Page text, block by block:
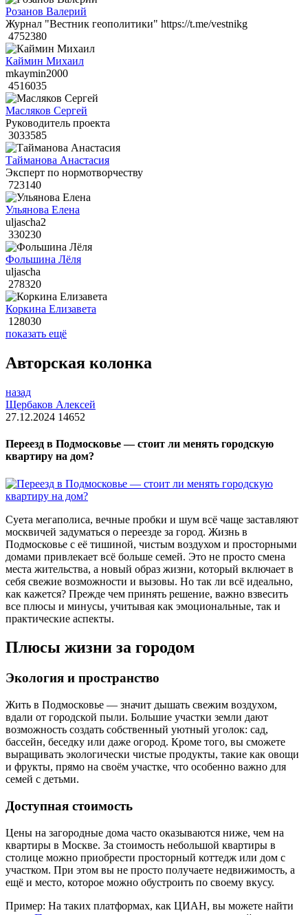
Розанов Валерий
Журнал "Вестник геополитики" https://t.me/vestnikg
4752380
Каймин Михаил
mkaymin2000
4516035
Масляков Сергей
Руководитель проекта
3033585
Тайманова Анастасия
Эксперт по нормотворчеству
723140
Ульянова Елена
uljascha2
330230
Фольшина Лёля
uljascha
278320
Коркина Елизавета
128030
показать ещё
Авторская колонка
назад
Щербаков Алексей
27.12.2024 14652
Переезд в Подмосковье — стоит ли менять городскую
квартиру на дом?
Суета мегаполиса, вечные пробки и шум всё чаще заставляют
москвичей задуматься о переезде за город. Жизнь в
Подмосковье с её тишиной, чистым воздухом и просторными
домами привлекает всё больше семей. Это не просто смена
места жительства, а новый образ жизни, который включает в
себя свежие возможности и вызовы. Но так ли всё идеально,
как кажется? Прежде чем принять решение, важно взвесить
все плюсы и минусы, учитывая как эмоциональные, так и
практические аспекты.
Плюсы жизни за городом
Экология и пространство
Жить в Подмосковье — значит дышать свежим воздухом,
вдали от городской пыли. Большие участки земли дают
возможность создать собственный уютный уголок: сад,
бассейн, беседку или даже огород. Кроме того, вы сможете
выращивать экологически чистые продукты, такие как овощи
и фрукты, прямо на своём участке, что особенно важно для
семей с детьми.
Доступная стоимость
Цены на загородные дома часто оказываются ниже, чем на
квартиры в Москве. За стоимость небольшой квартиры в
столице можно приобрести просторный коттедж или дом с
участком. При этом вы не просто получаете недвижимость, а
ещё и место, которое можно обустроить по своему вкусу.
Пример: На таких платформах, как ЦИАН, вы можете найти